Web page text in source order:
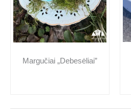
Margučiai „Debesėliai”